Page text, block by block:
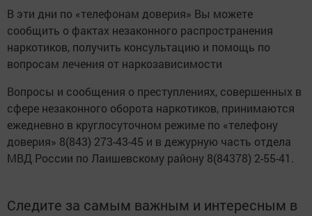
В эти дни по «телефонам доверия» Вы можете
сообщить о фактах незаконного распространения
наркотиков, получить консультацию и помощь по
вопросам лечения от наркозависимости
Вопросы и сообщения о преступлениях, совершенных в
сфере незаконного оборота наркотиков, принимаются
ежедневно в круглосуточном режиме по «телефону
доверия» 8(843) 273-43-45 и в дежурную часть отдела
МВД России по Лаишевскому району 8(84378) 2-55-41.
Следите за самым важным и интересным в